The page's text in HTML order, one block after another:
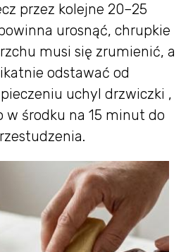
przez kolejne 20–25
urosnąć, chrupkie
musi się zrumienić, a
odstawać od
uchyl drzwiczki ,
w środku na 15 minut do